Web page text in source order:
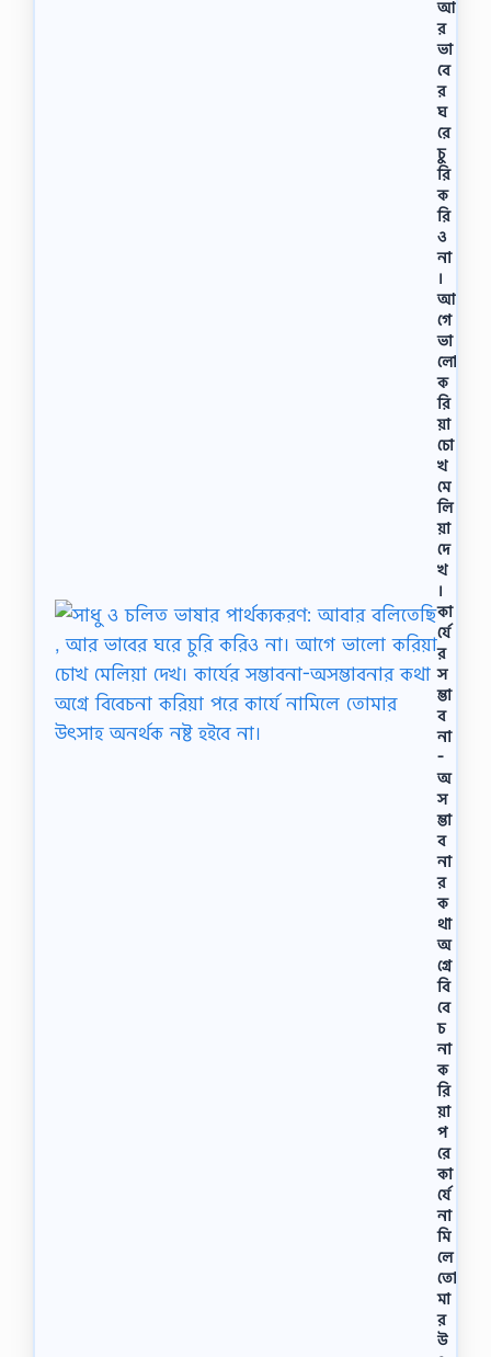
আ
র
ভা
বে
র
ঘ
রে
চু
রি
ক
রি
ও
না
।
আ
গে
ভা
লাে
ক
রি
য়া
চো
খ
মে
লি
য়া
দে
খ
।
কা
র্যে
র
স
ম্ভা
ব
না
-
অ
স
ম্ভা
ব
না
র
ক
থা
অ
গ্রে
বি
বে
চ
না
ক
রি
য়া
প
রে
কা
র্যে
না
মি
লে
তাে
মা
র
উ